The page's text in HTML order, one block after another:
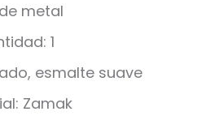
metal
1
esmalte suave
Zamak